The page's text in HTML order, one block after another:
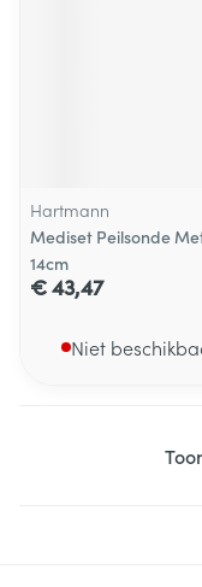
Hartmann
Mediset Peilsonde
14cm
€ 43,47
Niet